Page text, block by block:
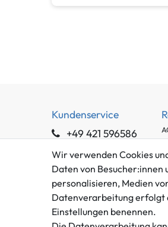
Kundenservice
+49 421 596586
info@gameworld.de
Kontaktformular
Wir verwenden Cookies
Daten von Besucher:innen
personalisieren, Medien
Datenverarbeitung erfolgt
Einstellungen benennen.